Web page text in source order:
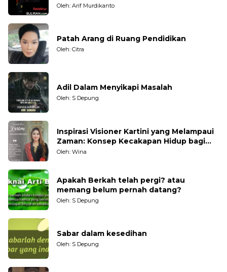
Oleh: Arif Murdikanto
Patah Arang di Ruang Pendidikan
Oleh: Citra
Adil Dalam Menyikapi Masalah
Oleh: S Depung
Inspirasi Visioner Kartini yang Melampaui
Zaman: Konsep Kecakapan Hidup bagi
Generasi Muda
Oleh: Wina
Apakah Berkah telah pergi? atau
memang belum pernah datang?
Oleh: S Depung
Sabar dalam kesedihan
Oleh: S Depung